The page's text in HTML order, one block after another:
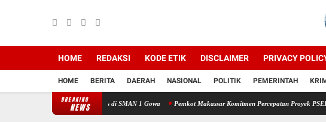
HOME REDAKSI KODE ETIK DISCLAIMER PRIVACY
HOME BERITA DAERAH NASIONAL POLITIK PEMERINTAH
BREAKING
NEWS
Taat Lalu Lintas di SMAN 1 Gowa Pemkot Makassar Komitmen Percepatan Proyek PSEL Kasat